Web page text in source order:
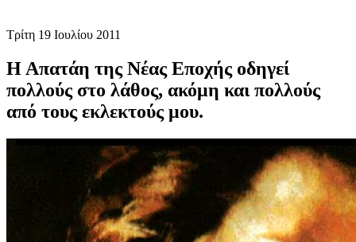
Τρίτη 19 Ιουλίου 2011
Η Απατάη της Νέας Εποχής οδηγεί
πολλούς στο λάθος, ακόμη και πολλούς
από τους εκλεκτούς μου.